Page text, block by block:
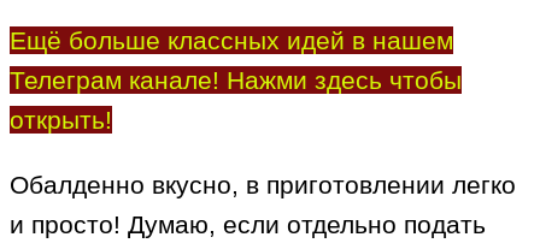
Ещё больше классных идей в нашем
Телеграм канале! Нажми здесь чтобы
открыть!
Обалденно вкусно, в приготовлении легко
и просто! Думаю, если отдельно подать